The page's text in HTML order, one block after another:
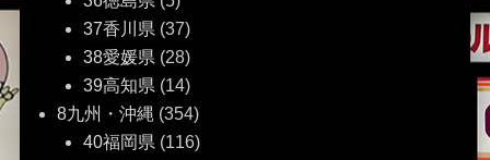
37香川県 (37)
38愛媛県 (28)
39高知県 (14)
8九州・沖縄 (354)
40福岡県 (116)